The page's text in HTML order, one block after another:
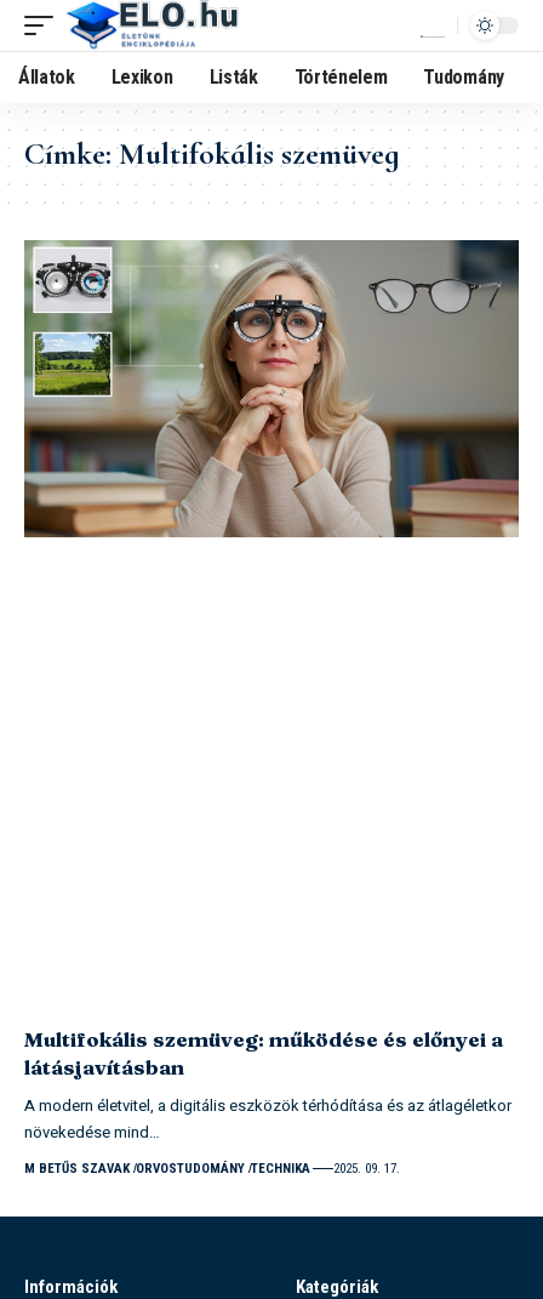
Állatok Lexikon Listák Történelem Tudomány
Címke:Multifokális szemüveg
Multifokális szemüveg: működése és előnyei a
látásjavításban
A modern életvitel, a digitális eszközök térhódítása és az átlagéletkor
növekedése mind…
M BETŰS SZAVAK ORVOSTUDOMÁNY TECHNIKA 2025. 09. 17.
Információk
Kategóriák